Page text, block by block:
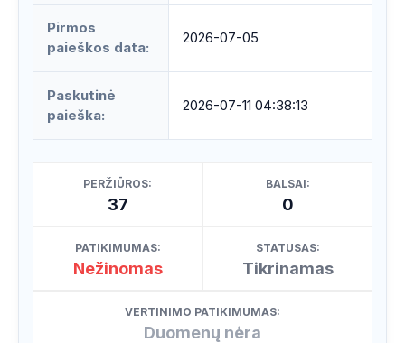
Pirmos
paieškos data:
2026-07-05
Paskutinė
paieška:
2026-07-11 04:38:13
PERŽIŪROS:
37
BALSAI:
0
PATIKIMUMAS:
Nežinomas
STATUSAS:
Tikrinamas
VERTINIMO PATIKIMUMAS:
Duomenų nėra